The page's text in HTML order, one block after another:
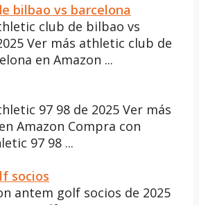
bilbao vs barcelona
club de bilbao vs
Ver más athletic club de
en Amazon ...
97 98 de 2025 Ver más
Amazon Compra con
97 98 ...
socios
antem golf socios de 2025